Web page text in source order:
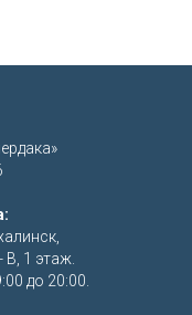
В, 1 этаж.
до 20:00.